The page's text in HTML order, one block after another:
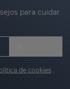
para cuidar
de cookies ,